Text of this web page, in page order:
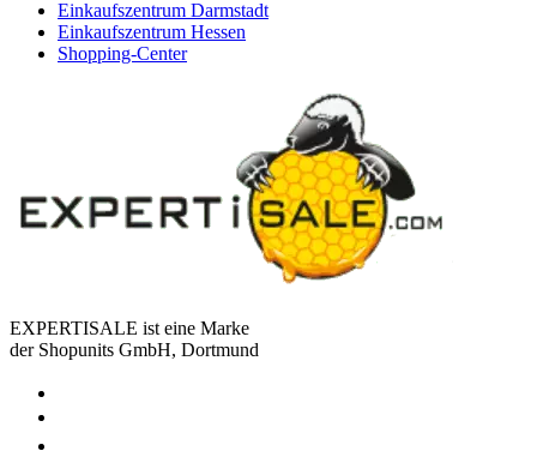
Einkaufszentrum Darmstadt
Einkaufszentrum Hessen
Shopping-Center
EXPERTISALE ist eine Marke
der Shopunits GmbH, Dortmund